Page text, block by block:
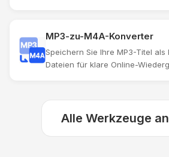
MP3-zu-M4A-Konverter
Speichern Sie Ihre MP3-Titel als
Dateien für klare Online-
Alle Werkzeuge